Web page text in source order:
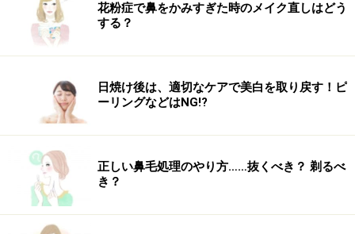
ンやミネラル、食物繊維をしっかり摂れるのでオススメ
です。
間違いダイエット知識4：運動後は多少食べ
すぎてもOK
筋トレや有酸素運動を頑張ったとしても、その後の栄養
の摂り方を間違えてしまったらせっかくの運動の効果が
台無しです。しっかり筋トレしたから少しくらい好きな
お菓子やケーキを食べても大丈夫！という言い訳は少々
花粉症で鼻をかみすぎた時のメイク直しはどう
する？
日焼け後は、適切なケアで美白を取り戻す！ピ
ーリングなどはNG!?
正しい鼻毛処理のやり方……抜くべき？ 剃るべ
き？